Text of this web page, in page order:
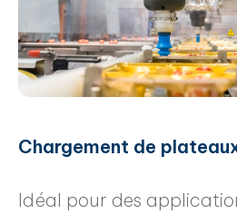
Chargement de
Idéal pour des